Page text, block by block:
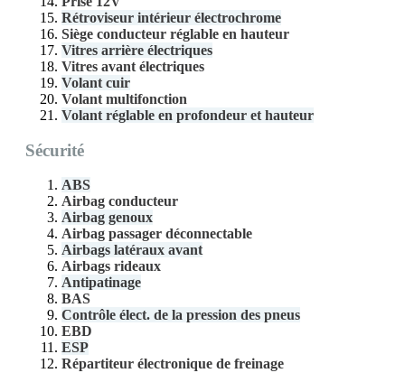
Rétroviseur intérieur électrochrome
Siège conducteur réglable en hauteur
Vitres arrière électriques
Vitres avant électriques
Volant cuir
Volant multifonction
Volant réglable en profondeur et hauteur
Sécurité
ABS
Airbag conducteur
Airbag genoux
Airbag passager déconnectable
Airbags latéraux avant
Airbags rideaux
Antipatinage
BAS
Contrôle élect. de la pression des pneus
EBD
ESP
Répartiteur électronique de freinage